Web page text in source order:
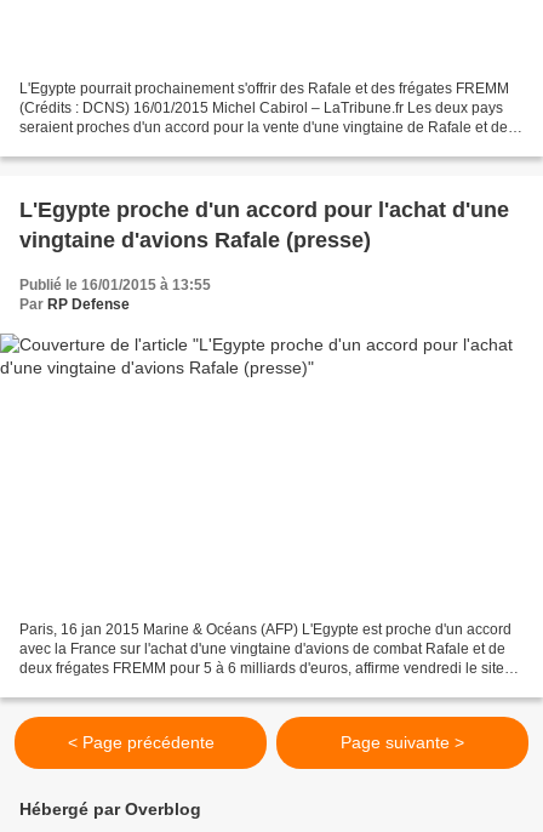
L'Egypte pourrait prochainement s'offrir des Rafale et des frégates FREMM
(Crédits : DCNS) 16/01/2015 Michel Cabirol – LaTribune.fr Les deux pays
seraient proches d'un accord pour la vente d'une vingtaine de Rafale et de
L'Egypte proche d'un accord pour l'achat d'une
vingtaine d'avions Rafale (presse)
Publié le 16/01/2015 à 13:55
Par RP Defense
Paris, 16 jan 2015 Marine & Océans (AFP) L'Egypte est proche d'un accord
avec la France sur l'achat d'une vingtaine d'avions de combat Rafale et de
deux frégates FREMM pour 5 à 6 milliards d'euros, affirme vendredi le site
< Page précédente Page suivante >
Hébergé par Overblog